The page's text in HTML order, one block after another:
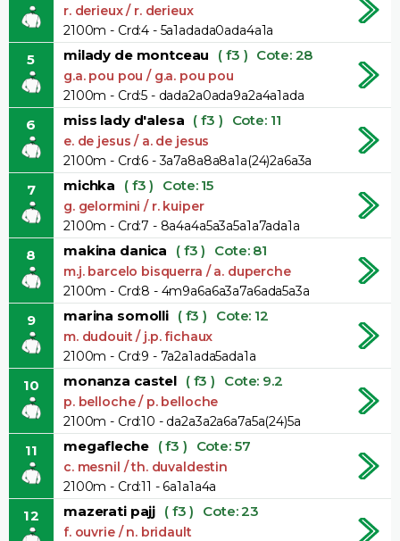
r. derieux / r. derieux
2100m - Crd:4 - 5a1adada0ada4a1a
5 milady de montceau ( f3 ) Cote: 28
g.a. pou pou / g.a. pou pou
2100m - Crd:5 - dada2a0ada9a2a4a1ada
6 miss lady d'alesa ( f3 ) Cote: 11
e. de jesus / a. de jesus
2100m - Crd:6 - 3a7a8a8a8a1a(24)2a6a3a
7 michka ( f3 ) Cote: 15
g. gelormini / r. kuiper
2100m - Crd:7 - 8a4a4a5a3a5a1a7ada1a
8 makina danica ( f3 ) Cote: 81
m.j. barcelo bisquerra / a. duperche
2100m - Crd:8 - 4m9a6a6a3a7a6ada5a3a
9 marina somolli ( f3 ) Cote: 12
m. dudouit / j.p. fichaux
2100m - Crd:9 - 7a2a1ada5ada1a
10 monanza castel ( f3 ) Cote: 9.2
p. belloche / p. belloche
2100m - Crd:10 - da2a3a2a6a7a5a(24)5a
11 megafleche ( f3 ) Cote: 57
c. mesnil / th. duvaldestin
2100m - Crd:11 - 6a1a1a4a
12 mazerati pajj ( f3 ) Cote: 23
f. ouvrie / n. bridault